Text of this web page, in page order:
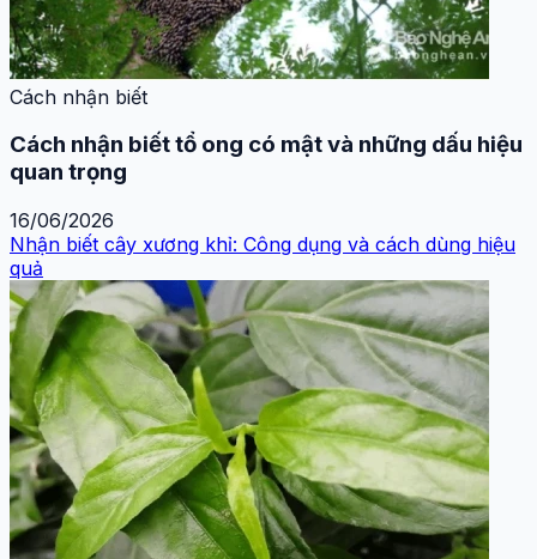
Cách nhận biết
Cách nhận biết tổ ong có mật và những dấu hiệu
quan trọng
16/06/2026
Nhận biết cây xương khỉ: Công dụng và cách dùng hiệu
quả